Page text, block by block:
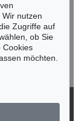
nutzen
Zugriffe auf
ob Sie
Cookies
möchten.